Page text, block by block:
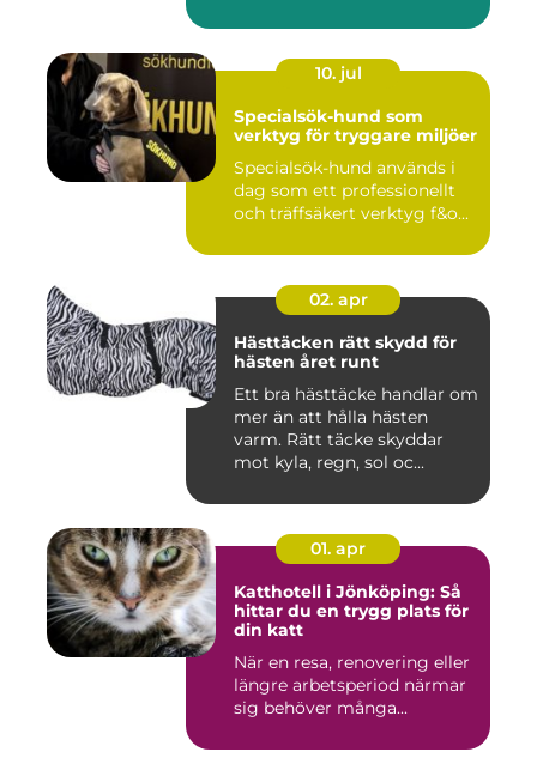
10. jul
Specialsök-hund som
verktyg för tryggare miljöer
Specialsök-hund används i
dag som ett professionellt
och träffsäkert verktyg f&o...
02. apr
Hästtäcken rätt skydd för
hästen året runt
Ett bra hästtäcke handlar om
mer än att hålla hästen
varm. Rätt täcke skyddar
mot kyla, regn, sol oc...
01. apr
Katthotell i Jönköping: Så
hittar du en trygg plats för
din katt
När en resa, renovering eller
längre arbetsperiod närmar
sig behöver många...